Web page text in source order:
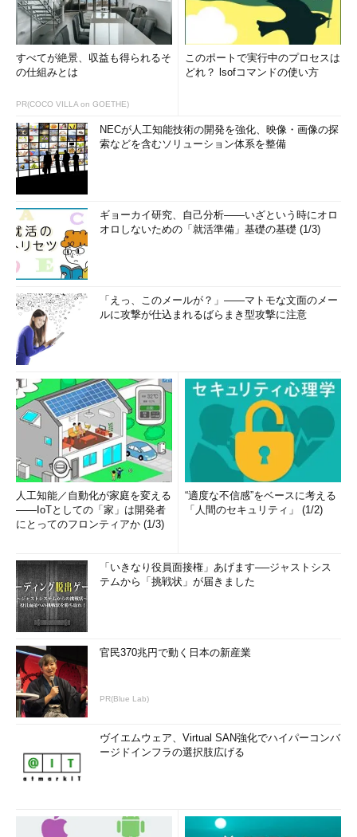
すべてが絶景、収益も得られるそ
の仕組みとは
PR(COCO VILLA on GOETHE)
このポートで実行中のプロセスは
どれ？ lsofコマンドの使い方
NECが人工知能技術の開発を強化、映像・画像の探
索などを含むソリューション体系を整備
ギョーカイ研究、自己分析――いざという時にオロ
オロしないための「就活準備」基礎の基礎 (1/3)
「えっ、このメールが？」――マトモな文面のメー
ルに攻撃が仕込まれるばらまき型攻撃に注意
人工知能／自動化が家庭を変える
――IoTとしての「家」は開発者
にとってのフロンティアか (1/3)
“適度な不信感”をベースに考える
「人間のセキュリティ」 (1/2)
「いきなり役員面接権」あげます──ジャストシス
テムから「挑戦状」が届きました
官民370兆円で動く日本の新産業
PR(Blue Lab)
ヴイエムウェア、Virtual SAN強化でハイパーコンバ
ージドインフラの選択肢広げる